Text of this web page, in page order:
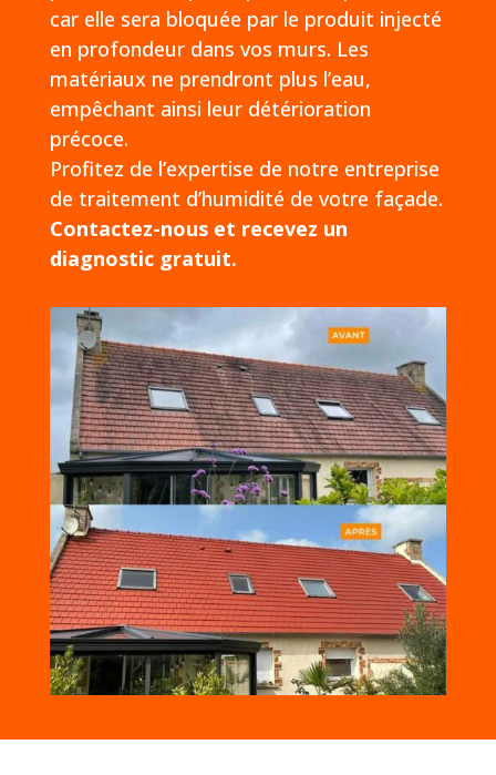
car elle sera bloquée par le produit injecté
en profondeur dans vos murs. Les
matériaux ne prendront plus l’eau,
empêchant ainsi leur détérioration
précoce.
Profitez de l’expertise de notre entreprise
de traitement d’humidité de votre façade.
Contactez-nous et recevez un
diagnostic gratuit.